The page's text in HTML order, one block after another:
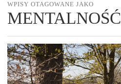
WPISY OTAGOWANE JAKO
MENTALNOŚĆ